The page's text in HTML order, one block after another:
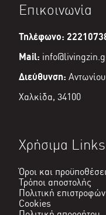
Επικοινωνία
Τηλέφωνο:
Mail:
Διεύθυνση:
Χαλκίδα, 34100
Χρήσιμα Links
Όροι και
Τρόποι αποστολής
Πολιτική επιστροφών
Cookies